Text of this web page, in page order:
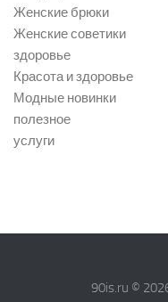
Женские брюки
Женские советики
здоровье
Красота и здоровье
Модные новинки
полезное
услуги
90is.ru ©